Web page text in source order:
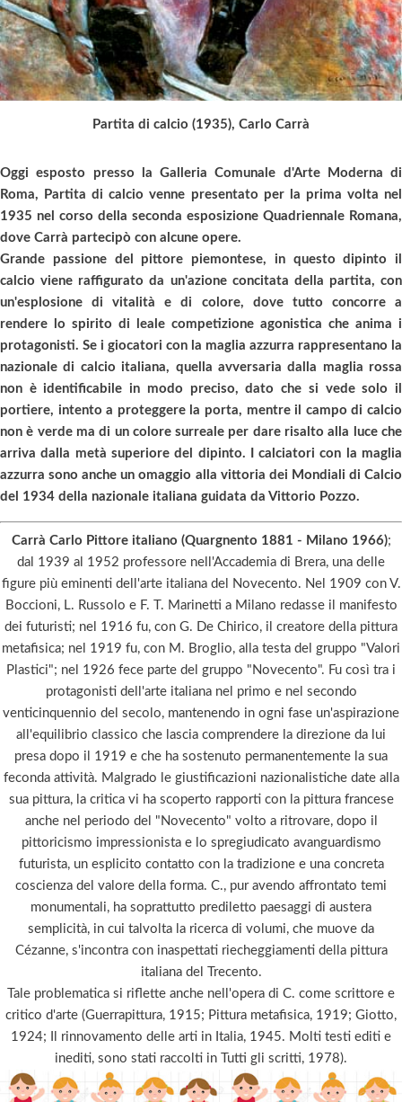
Partita di calcio (1935), Carlo Carrà
Oggi esposto presso la Galleria Comunale d'Arte Moderna di
Roma, Partita di calcio venne presentato per la prima volta nel
1935 nel corso della seconda esposizione Quadriennale Romana,
dove Carrà partecipò con alcune opere.
Grande passione del pittore piemontese, in questo dipinto il
calcio viene raffigurato da un'azione concitata della partita, con
un'esplosione di vitalità e di colore, dove tutto concorre a
rendere lo spirito di leale competizione agonistica che anima i
protagonisti. Se i giocatori con la maglia azzurra rappresentano la
nazionale di calcio italiana, quella avversaria dalla maglia rossa
non è identificabile in modo preciso, dato che si vede solo il
portiere, intento a proteggere la porta, mentre il campo di calcio
non è verde ma di un colore surreale per dare risalto alla luce che
arriva dalla metà superiore del dipinto. I calciatori con la maglia
azzurra sono anche un omaggio alla vittoria dei Mondiali di Calcio
del 1934 della nazionale italiana guidata da Vittorio Pozzo.
Carrà Carlo Pittore italiano (Quargnento 1881 - Milano 1966);
dal 1939 al 1952 professore nell'Accademia di Brera, una delle
figure più eminenti dell'arte italiana del Novecento. Nel 1909 con V.
Boccioni, L. Russolo e F. T. Marinetti a Milano redasse il manifesto
dei futuristi; nel 1916 fu, con G. De Chirico, il creatore della pittura
metafisica; nel 1919 fu, con M. Broglio, alla testa del gruppo "Valori
Plastici"; nel 1926 fece parte del gruppo "Novecento". Fu così tra i
protagonisti dell'arte italiana nel primo e nel secondo
venticinquennio del secolo, mantenendo in ogni fase un'aspirazione
all'equilibrio classico che lascia comprendere la direzione da lui
presa dopo il 1919 e che ha sostenuto permanentemente la sua
feconda attività. Malgrado le giustificazioni nazionalistiche date alla
sua pittura, la critica vi ha scoperto rapporti con la pittura francese
anche nel periodo del "Novecento" volto a ritrovare, dopo il
pittoricismo impressionista e lo spregiudicato avanguardismo
futurista, un esplicito contatto con la tradizione e una concreta
coscienza del valore della forma. C., pur avendo affrontato temi
monumentali, ha soprattutto prediletto paesaggi di austera
semplicità, in cui talvolta la ricerca di volumi, che muove da
Cézanne, s'incontra con inaspettati riecheggiamenti della pittura
italiana del Trecento.
Tale problematica si riflette anche nell'opera di C. come scrittore e
critico d'arte (Guerrapittura, 1915; Pittura metafisica, 1919; Giotto,
1924; Il rinnovamento delle arti in Italia, 1945. Molti testi editi e
inediti, sono stati raccolti in Tutti gli scritti, 1978).